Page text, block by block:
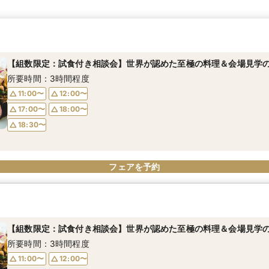
【組数限定：試食付き相談会】世界が認めた至極の料理＆会場見学
所要時間：3時間程度
11:00〜
12:00〜
17:00〜
18:00〜
18:30〜
フェアを予約
【組数限定：試食付き相談会】世界が認めた至極の料理＆会場見学
所要時間：3時間程度
11:00〜 12:00〜